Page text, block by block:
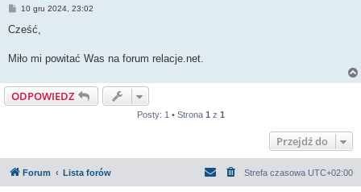
P
s
10 gru 2024, 23:02
Cześć,
Miło mi powitać Was na forum relacje.net.
ODPOWIEDZ
Posty: 1 • Strona 1 z 1
Przejdź do
Forum Lista forów Strefa czasowa UTC+02:00